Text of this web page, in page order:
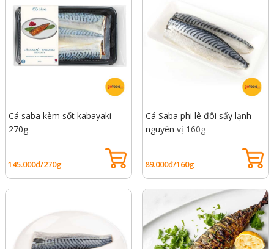
Cá saba kèm sốt kabayaki
270g
145.000đ/270g
Cá Saba phi lê đôi sấy lạnh
nguyên vị 160g
89.000đ/160g